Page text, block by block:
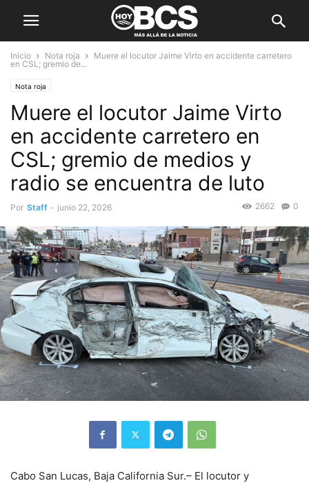
Inicio Nota roja
Muere el locutor Jaime Virto en accidente carretero
en CSL; gremio de...
Nota roja
Muere el locutor Jaime Virto
en accidente carretero en
CSL; gremio de medios y
radio se encuentra de luto
Por Staff - junio 22, 2026 0
2662
Cabo San Lucas, Baja California Sur.– El locutor y